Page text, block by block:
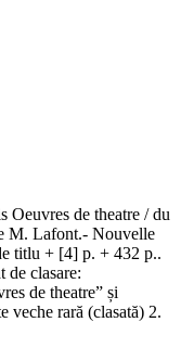
Oeuvres de theatre / du
M. Lafont.- Nouvelle
titlu + [4] p. + 432 p..
clasare:
de theatre” și
veche rară (clasată) 2.